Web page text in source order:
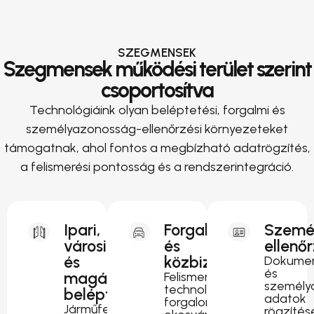
SZEGMENSEK
Szegmensek működési terület szerint
csoportosítva
Technológiáink olyan beléptetési, forgalmi és
személyazonosság-ellenőrzési környezeteket
támogatnak, ahol fontos a megbízható adatrögzítés,
a felismerési pontosság és a rendszerintegráció.
Ipari,
városi
és
magánterületi
beléptetés
Járműfelismerés
Forgalomirányítás
és
közbiztonság
Felismerési
technológia
forgalomfigyeléshez,
és
adatok